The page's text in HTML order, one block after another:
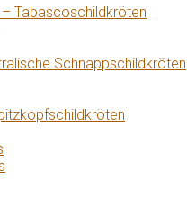
Tabascoschildkröten
Schnappschildkröten